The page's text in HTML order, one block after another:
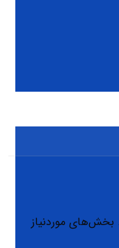
بخش‌های موردنیاز